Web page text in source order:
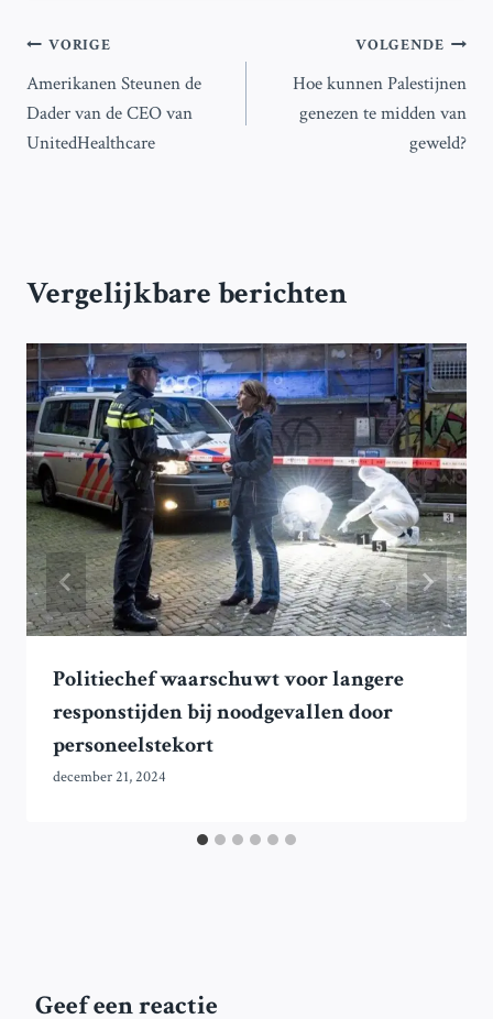
Bericht
navigatie
VORIGE
Amerikanen Steunen de
Dader van de CEO van
UnitedHealthcare
VOLGENDE
Hoe kunnen Palestijnen
genezen te midden van
geweld?
Vergelijkbare berichten
Politiechef waarschuwt voor langere
responstijden bij noodgevallen door
personeelstekort
december 21, 2024
Geef een reactie